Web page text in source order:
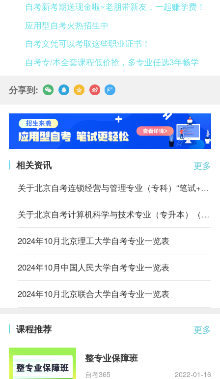
自考新考期送现金啦~老朋带新友，一起赚学费！
应用型自考火热招生中
自考文凭可以考取这些职业证书！
自考专/本全套课程低价抢，多专业任选3年畅学
分享到:
更多
相关资讯
关于北京自考连锁经营与管理专业（专科）“笔试+实践”课程成绩核定的说明
关于北京自考计算机科学与技术专业（专升本）（原计算机信息管理专业）相关课程的顶替说明
2024年10月北京理工大学自考专业一览表
2024年10月中国人民大学自考专业一览表
2024年10月北京联合大学自考专业一览表
更多
课程推荐
整专业保障班
自考365 2022-01-16